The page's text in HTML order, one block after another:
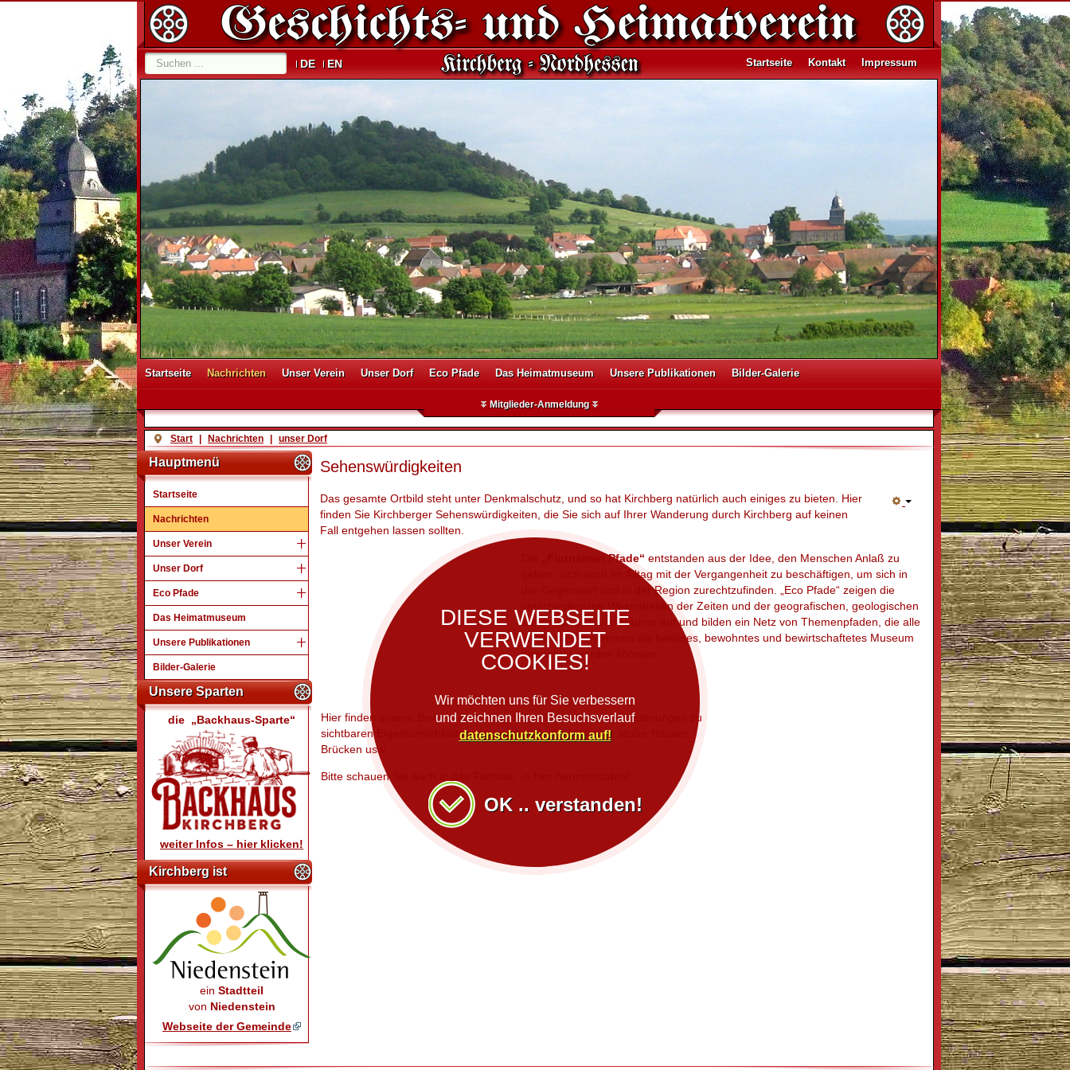
DE EN Impressum
Kontakt
Startseite
Startseite Nachrichten Unser Verein Unser Dorf Eco Pfade Das Heimatmuseum Unsere Publikationen Bilder-Galerie
Mitglieder-Anmeldung
Start Nachrichten unser Dorf
Hauptmenü
Startseite
Nachrichten
Unser Verein
Unser Dorf
Eco Pfade
Das Heimatmuseum
Unsere Publikationen
Bilder-Galerie
Unsere Sparten
die „Backhaus-Sparte“
weiter Infos – hier klicken!
Kirchberg ist
ein Stadtteil
von Niedenstein
Webseite der Gemeinde
Sehenswürdigkeiten
Das gesamte Ortbild steht unter Denkmalschutz, und so hat Kirchberg natürlich auch einiges zu bieten. Hier
finden Sie Kirchberger Sehenswürdigkeiten, die Sie sich auf Ihrer Wanderung durch Kirchberg auf keinen
Fall entgehen lassen sollten.
„Flurnamen Pfade“ entstanden aus der Idee, den Menschen Anlaß zu
geben, sich auch im Alltag mit der Vergangenheit zu beschäftigen, um sich in
der Gegenwart und in der Region zurechtzufinden. „Eco Pfade“ zeigen die
verschiedensten Wesenheiten der Zeiten und der geografischen, geologischen
oder auch sozialen Räume auf und bilden ein Netz von Themenpfaden, die alle
zusammengenommen als belebtes, bewohntes und bewirtschaftetes Museum
betrachtet werden könnten.
Hier finden unsere Bewohner und Besucher Hinweise und Erläuterungen zu
sichtbaren Eigentümlichkeiten in unserem Dorf: die Kirche, stolze Häuser,
Brücken usw.
Bitte schauen Sie auch in das Faltblatt: -> hier herunterladen!
OK .. verstanden!
DIESE WEBSEITE
VERWENDET
COOKIES!
Wir möchten uns für Sie verbessern
und zeichnen Ihren Besuchsverlauf
datenschutzkonform auf!